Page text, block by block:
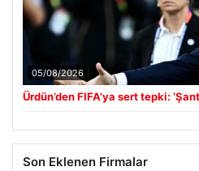
05/08/2026
Ürdün’den FIFA’ya sert tepki:
Son Eklenen Firmalar